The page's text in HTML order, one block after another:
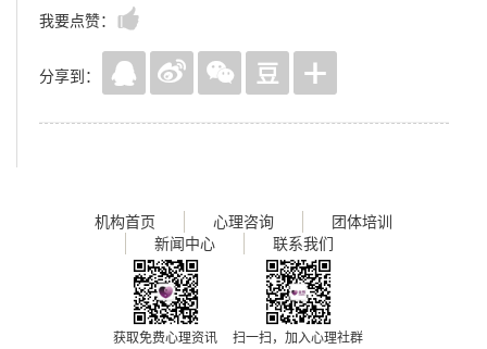
我要点赞：
分享到：
机构首页 心理咨询
团体培训
新闻中心
联系我们
获取免费心理资讯 扫一扫，加入心理社群